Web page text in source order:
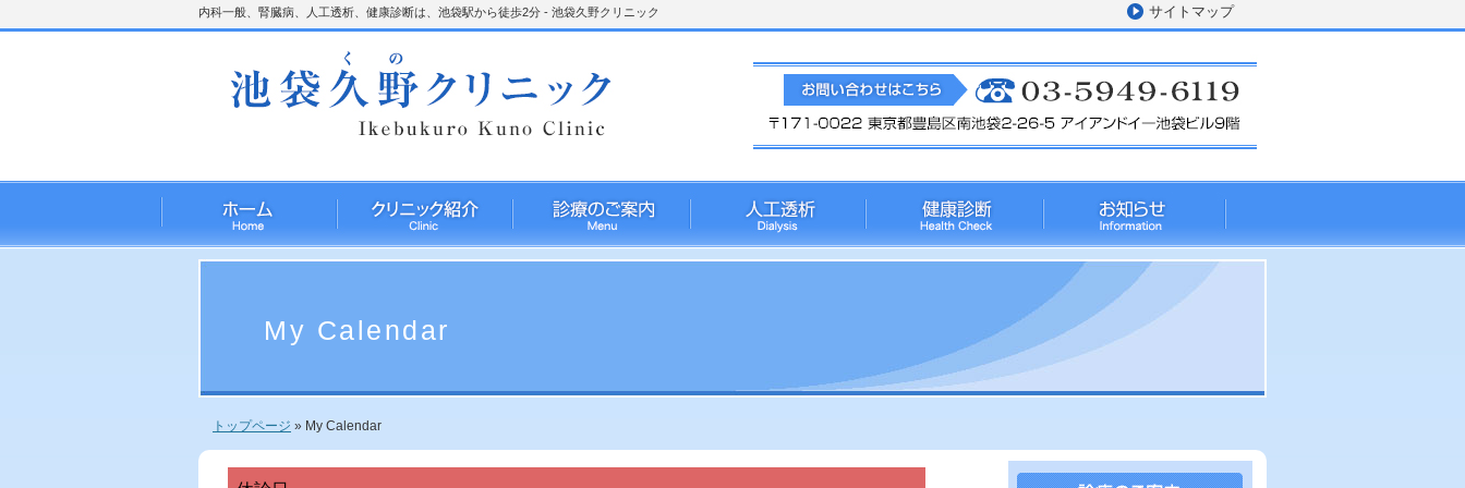
内科一般、腎臓病、人工透析、健康診断は、池袋駅から徒歩2分 - 池袋久野クリニック サイトマップ
My Calendar
トップページ » My Calendar